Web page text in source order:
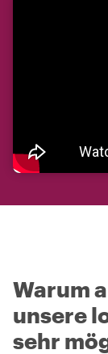
Warum
unsere
sehr